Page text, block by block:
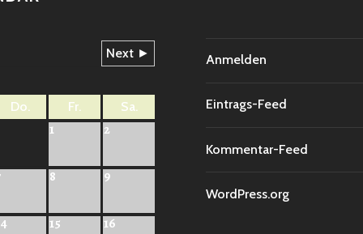
Next ►
Do. Fr. Sa.
1 2
8 9
15 16
Anmelden
Eintrags-Feed
Kommentar-Feed
WordPress.org